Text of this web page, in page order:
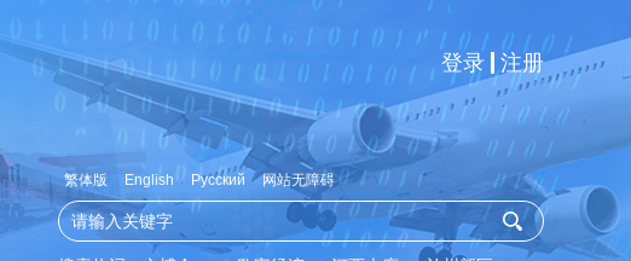
登录 注册
繁体版 English Русский 网站无障碍